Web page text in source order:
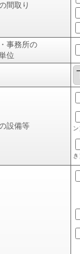
間取り
事務所の
位
設備等
ン
き